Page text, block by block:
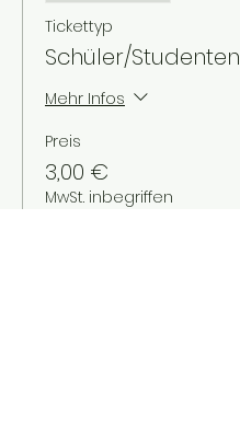
Tickettyp
Schüler/Studenten
Mehr Infos
Preis
3,00 €
MwSt. inbegriffen